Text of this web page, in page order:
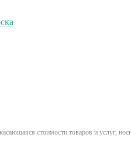
стоимости товаров и услуг,